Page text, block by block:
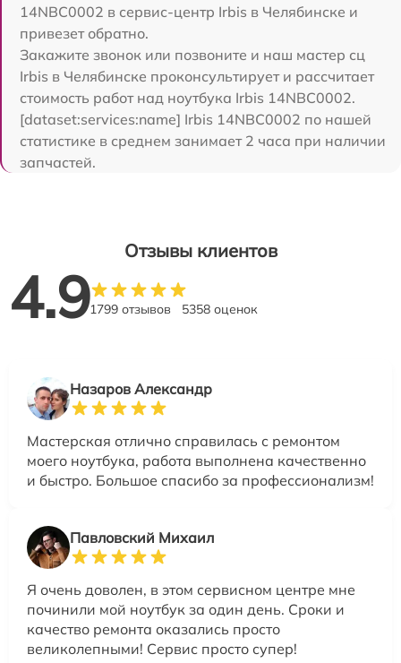
14NBC0002 в сервис-центр Irbis в Челябинске и
привезет обратно.
Закажите звонок или позвоните и наш мастер сц
Irbis в Челябинске проконсультирует и рассчитает
стоимость работ над ноутбука Irbis 14NBC0002.
[dataset:services:name] Irbis 14NBC0002 по нашей
статистике в среднем занимает 2 часа при наличии
запчастей.
Отзывы клиентов
4.91799 отзывов 5358 оценок
Назаров Александр
Мастерская отлично справилась с ремонтом
моего ноутбука, работа выполнена качественно
и быстро. Большое спасибо за профессионализм!
Павловский Михаил
Я очень доволен, в этом сервисном центре мне
починили мой ноутбук за один день. Сроки и
качество ремонта оказались просто
великолепными! Сервис просто супер!